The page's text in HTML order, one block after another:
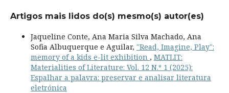
Artigos mais lidos do(s) mesmo(s) autor(es)
Jaqueline Conte, Ana Maria Silva Machado, Ana
Sofia Albuquerque e Aguilar, "Read, Imagine, Play":
memory of a kids e-lit exhibition , MATLIT:
Materialities of Literature: Vol. 12 N.º 1 (2025):
Espalhar a palavra: preservar e analisar literatura
eletrónica